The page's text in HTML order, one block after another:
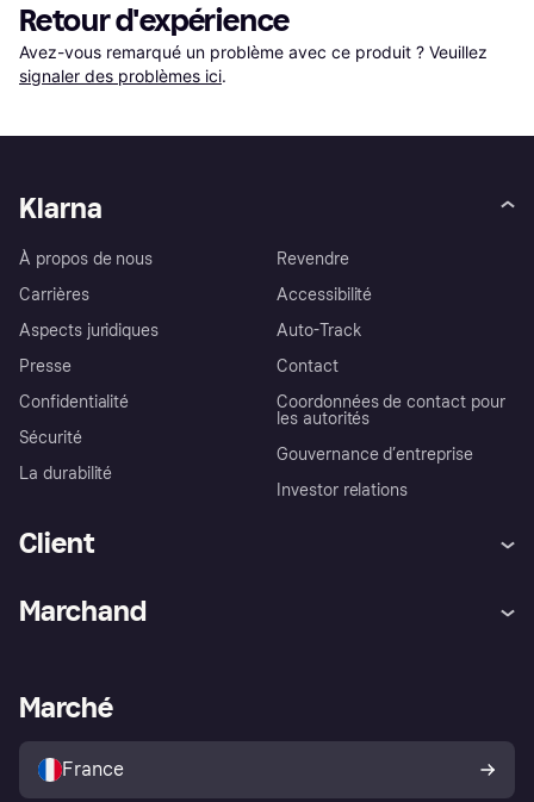
Retour d'expérience
Avez-vous remarqué un problème avec ce produit ? Veuillez
signaler des problèmes ici.
Klarna
À propos de nous
Carrières
Aspects juridiques
Presse
Confidentialité
Sécurité
La durabilité
Revendre
Accessibilité
Auto-Track
Contact
Coordonnées de contact pour
les autorités
Gouvernance d’entreprise
Investor relations
Client
Explorez les magasins
Politique de protection de
l’acheteur Klarna
Marchand
Portail Marchand
Marché
France